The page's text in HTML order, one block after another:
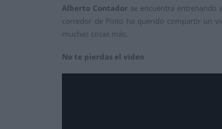
Alberto Contador se encuentra entrenando
corredor de Pinto ha querido compartir un
muchas cosas más.
No te pierdas el vídeo